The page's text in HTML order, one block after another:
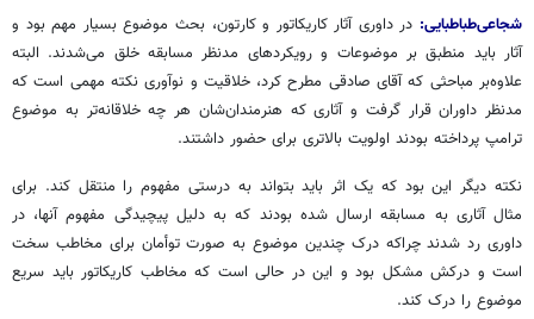
شجاعی‌طباطبایی: در داوری آثار کاریکاتور و کارتون، بحث موضوع بسیار مهم بود و
آثار باید منطبق بر موضوعات و رویکردهای مدنظر مسابقه خلق می‌شدند. البته
علاوه‌بر مباحثی که آقای صادقی مطرح کرد، خلاقیت و نوآوری نکته مهمی است که
مدنظر داوران قرار گرفت و آثاری که هنرمندان‌شان هر چه خلاقانه‌تر به موضوع
ترامپ پرداخته بودند اولویت بالاتری برای حضور داشتند.
نکته دیگر این بود که یک اثر باید بتواند به درستی مفهوم را منتقل کند. برای
مثال آثاری به مسابقه ارسال شده بودند که به دلیل پیچیدگی مفهوم آنها، در
داوری رد شدند چراکه درک چندین موضوع به صورت توأمان برای مخاطب سخت
است و درکش مشکل بود و این در حالی است که مخاطب کاریکاتور باید سریع
موضوع را درک کند.